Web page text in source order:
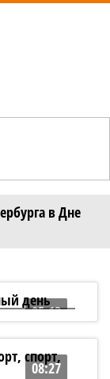
в Дне
05:13
день
08:27